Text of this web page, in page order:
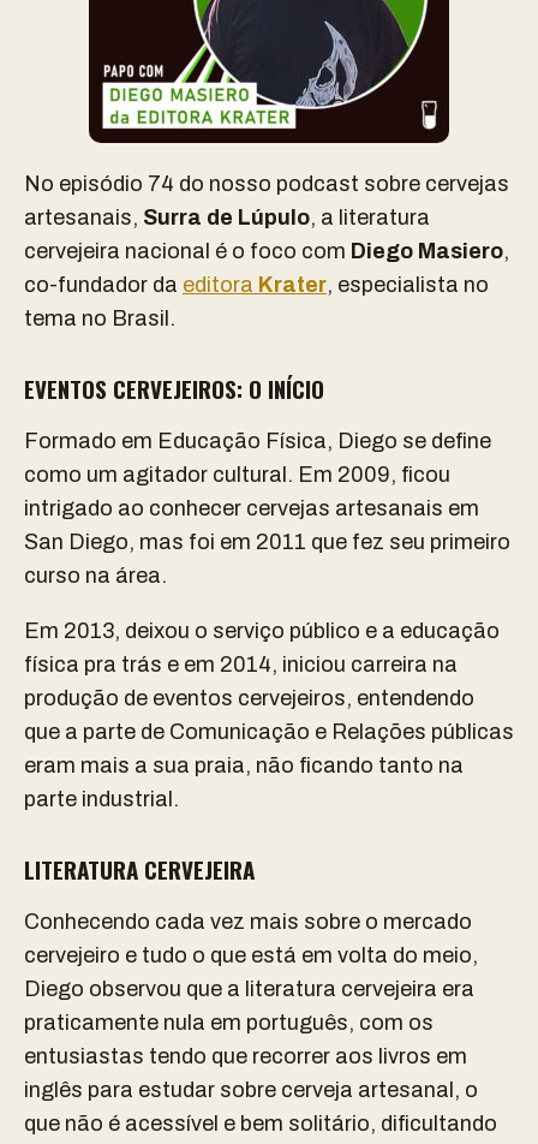
No episódio 74 do nosso podcast sobre cervejas
artesanais, Surra de Lúpulo, a literatura
cervejeira nacional é o foco com Diego Masiero,
co-fundador da editora Krater, especialista no
tema no Brasil.
EVENTOS CERVEJEIROS: O INÍCIO
Formado em Educação Física, Diego se define
como um agitador cultural. Em 2009, ficou
intrigado ao conhecer cervejas artesanais em
San Diego, mas foi em 2011 que fez seu primeiro
curso na área.
Em 2013, deixou o serviço público e a educação
física pra trás e em 2014, iniciou carreira na
produção de eventos cervejeiros, entendendo
que a parte de Comunicação e Relações públicas
eram mais a sua praia, não ficando tanto na
parte industrial.
LITERATURA CERVEJEIRA
Conhecendo cada vez mais sobre o mercado
cervejeiro e tudo o que está em volta do meio,
Diego observou que a literatura cervejeira era
praticamente nula em português, com os
entusiastas tendo que recorrer aos livros em
inglês para estudar sobre cerveja artesanal, o
que não é acessível e bem solitário, dificultando